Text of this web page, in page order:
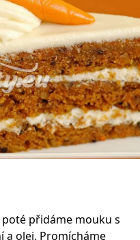
poté přidáme mouku s
a olej. Promícháme